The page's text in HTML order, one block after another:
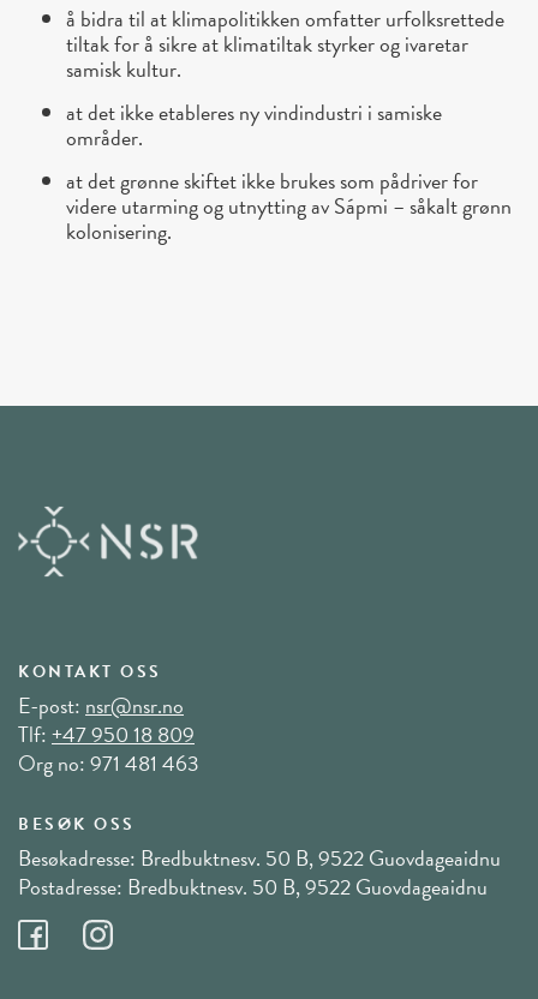
å bidra til at klimapolitikken omfatter urfolksrettede
tiltak for å sikre at klimatiltak styrker og ivaretar
samisk kultur.
at det ikke etableres ny vindindustri i samiske
områder.
at det grønne skiftet ikke brukes som pådriver for
videre utarming og utnytting av Sápmi – såkalt grønn
kolonisering.
KONTAKT OSS
E-post: nsr@nsr.no
Tlf:+47 950 18 809
Org no: 971 481 463
BESØK OSS
Besøkadresse: Bredbuktnesv. 50 B, 9522 Guovdageaidnu
Postadresse: Bredbuktnesv. 50 B, 9522 Guovdageaidnu